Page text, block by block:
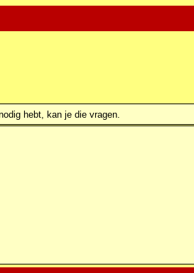
hebt, kan je die vragen.